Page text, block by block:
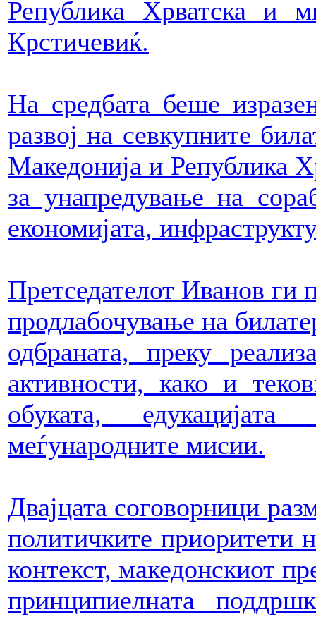
Република Хрватска и
Крстичевиќ.
На средбата беше
развој на севкупните
Македонија и Република
за унапредување на
економијата,
Претседателот Иванов ги
продлабочување на
одбраната, преку
активности, како и
обуката,
меѓународните мисии.
Двајцата соговорници
политичките приоритети
контекст, македонскиот
принципиелната